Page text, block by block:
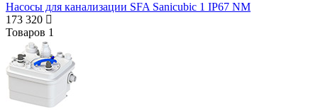
Насосы для канализации SFA Sanicubic 1 IP67 NM
173 320
Товаров 1